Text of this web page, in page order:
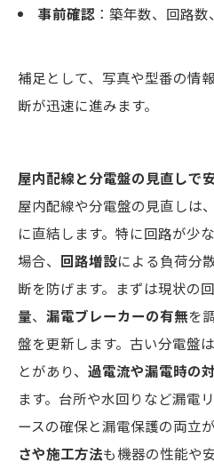
事前確認：築年数、回路
補足として、写真や型番の情
断が迅速に進みます。
屋内配線と分電盤の見直しで
屋内配線や分電盤の見直しは、
に直結します。特に回路が少
場合、 回路増設による負荷分
断を防げます。まずは現状の
量、 漏電ブレーカーの有無を
盤を更新します。古い分電盤
とがあり、 過電流や漏電時の
ます。台所や水回りなど漏電
ースの確保と漏電保護の両立
さや施工方法も機器の性能や